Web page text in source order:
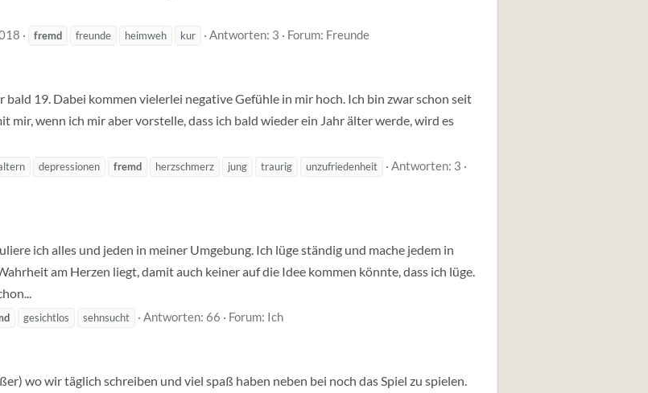
fremd freunde heimweh kur Antworten: 3 Forum: Freunde
bald 19. Dabei kommen vielerlei negative Gefühle in mir hoch. Ich bin zwar schon seit
mir, wenn ich mir aber vorstelle, dass ich bald wieder ein Jahr älter werde, wird es
depressionen fremd herzschmerz jung traurig unzufriedenheit
Antworten: 3
ich alles und jeden in meiner Umgebung. Ich lüge ständig und mache jedem in
am Herzen liegt, damit auch keiner auf die Idee kommen könnte, dass ich lüge.
gesichtlos sehnsucht Antworten: 66 Forum: Ich
wo wir täglich schreiben und viel spaß haben neben bei noch das Spiel zu spielen.